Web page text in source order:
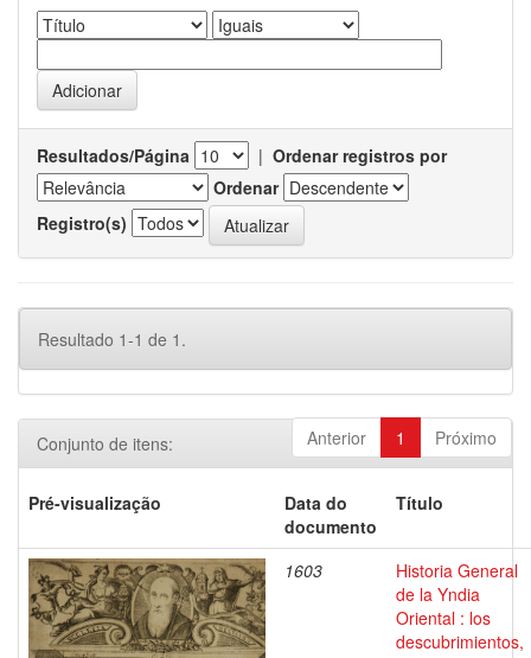
Resultados/Página | Ordenar registros por
Ordenar
Registro(s)
Resultado 1-1 de 1.
Anterior 1 Próximo
Conjunto de itens:
Pré-visualização
Data do
documento
Título
1603
Historia General
de la Yndia
Oriental : los
descubrimientos,